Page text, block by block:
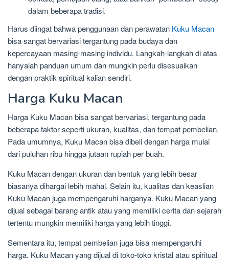
dalam beberapa tradisi.
Harus diingat bahwa penggunaan dan perawatan Kuku Macan
bisa sangat bervariasi tergantung pada budaya dan
kepercayaan masing-masing individu. Langkah-langkah di atas
hanyalah panduan umum dan mungkin perlu disesuaikan
dengan praktik spiritual kalian sendiri.
Harga Kuku Macan
Harga Kuku Macan bisa sangat bervariasi, tergantung pada
beberapa faktor seperti ukuran, kualitas, dan tempat pembelian.
Pada umumnya, Kuku Macan bisa dibeli dengan harga mulai
dari puluhan ribu hingga jutaan rupiah per buah.
Kuku Macan dengan ukuran dan bentuk yang lebih besar
biasanya dihargai lebih mahal. Selain itu, kualitas dan keaslian
Kuku Macan juga mempengaruhi harganya. Kuku Macan yang
dijual sebagai barang antik atau yang memiliki cerita dan sejarah
tertentu mungkin memiliki harga yang lebih tinggi.
Sementara itu, tempat pembelian juga bisa mempengaruhi
harga. Kuku Macan yang dijual di toko-toko kristal atau spiritual